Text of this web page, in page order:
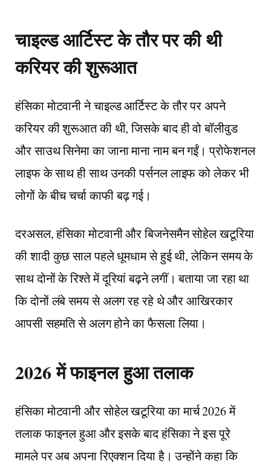
चाइल्ड आर्टिस्ट के तौर पर की थी
करियर की शुरूआत
हंसिका मोटवानी ने चाइल्ड आर्टिस्ट के तौर पर अपने
करियर की शुरूआत की थी, जिसके बाद ही वो बॉलीवुड
और साउथ सिनेमा का जाना माना नाम बन गईं। प्रोफेशनल
लाइफ के साथ ही साथ उनकी पर्सनल लाइफ को लेकर भी
लोगों के बीच चर्चा काफी बढ़ गई।
दरअसल, हंसिका मोटवानी और बिजनेसमैन सोहेल खटूरिया
की शादी कुछ साल पहले धूमधाम से हुई थी, लेकिन समय के
साथ दोनों के रिश्ते में दूरियां बढ़ने लगीं। बताया जा रहा था
कि दोनों लंबे समय से अलग रह रहे थे और आखिरकार
आपसी सहमति से अलग होने का फैसला लिया।
2026 में फाइनल हुआ तलाक
हंसिका मोटवानी और सोहेल खटूरिया का मार्च 2026 में
तलाक फाइनल हुआ और इसके बाद हंसिका ने इस पूरे
मामले पर अब अपना रिएक्शन दिया है। उन्होंने कहा कि